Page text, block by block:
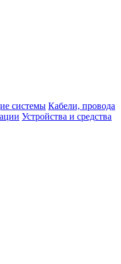
системы Кабели, провода
Устройства и средства